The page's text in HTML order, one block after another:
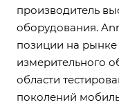
производитель
оборудования.
позиции на
измерительного
области
поколений